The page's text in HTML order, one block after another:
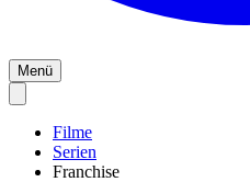
Menü
Filme
Serien
Franchise